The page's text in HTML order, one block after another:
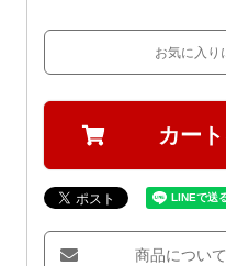
お気に入り
カー
商品につい